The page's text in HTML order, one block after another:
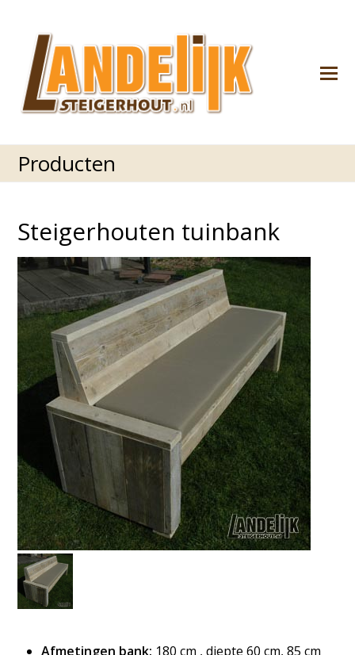
Producten
Steigerhouten tuinbank
Afmetingen bank: 180 cm , diepte 60 cm, 85 cm